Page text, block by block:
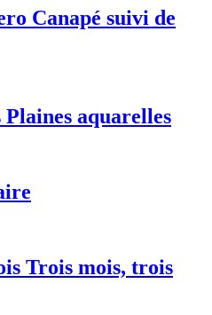
Canapé suivi de
Plaines aquarelles
Trois mois, trois